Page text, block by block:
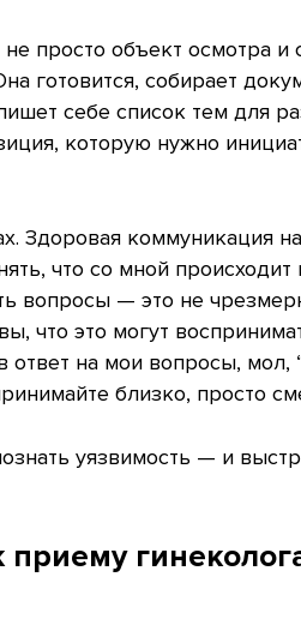
просто объект осмотра и
готовится, собирает
себе список тем для
которую нужно
Здоровая коммуникация
что со мной
вопросы — это не
что это могут
ответ на мои вопросы,
близко, просто
уязвимость — и
приему